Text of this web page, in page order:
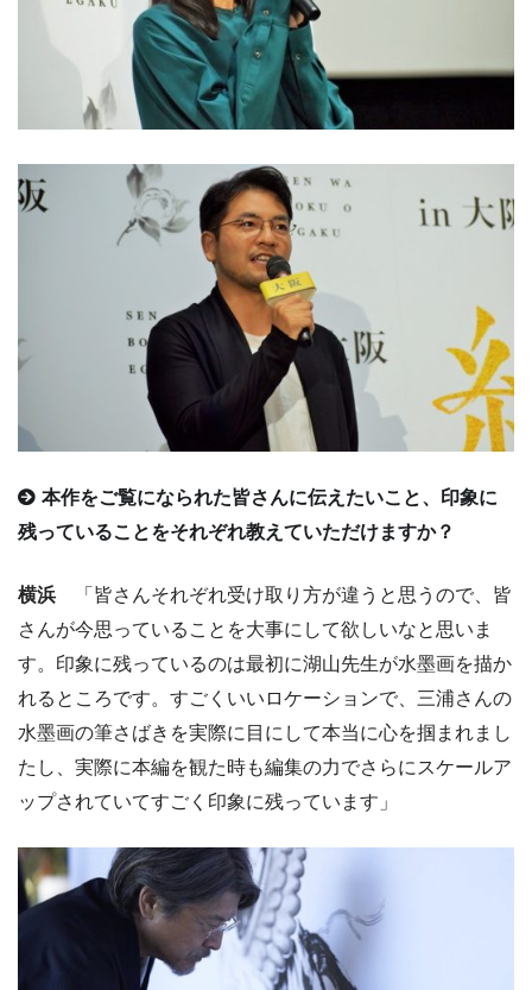
本作をご覧になられた皆さんに伝えたいこと、印象に
残っていることをそれぞれ教えていただけますか？
横浜 「皆さんそれぞれ受け取り方が違うと思うので、皆
さんが今思っていることを大事にして欲しいなと思いま
す。印象に残っているのは最初に湖山先生が水墨画を描か
れるところです。すごくいいロケーションで、三浦さんの
水墨画の筆さばきを実際に目にして本当に心を掴まれまし
たし、実際に本編を観た時も編集の力でさらにスケールア
ップされていてすごく印象に残っています」